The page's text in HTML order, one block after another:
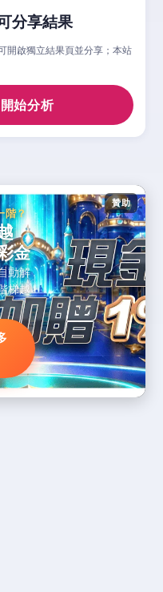
花旗骰Cr
分享結果
開啟獨立結果頁並分享；本站
開始分析
贊助
階？
金
動解
梯越